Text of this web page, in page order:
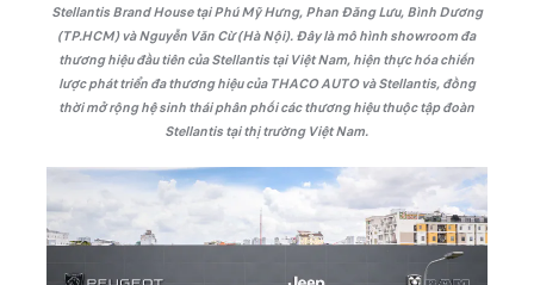
Stellantis Brand House tại Phú Mỹ Hưng, Phan Đăng Lưu, Bình Dương
(TP.HCM) và Nguyễn Văn Cừ (Hà Nội). Đây là mô hình showroom đa
thương hiệu đầu tiên của Stellantis tại Việt Nam, hiện thực hóa chiến
lược phát triển đa thương hiệu của THACO AUTO và Stellantis, đồng
thời mở rộng hệ sinh thái phân phối các thương hiệu thuộc tập đoàn
Stellantis tại thị trường Việt Nam.